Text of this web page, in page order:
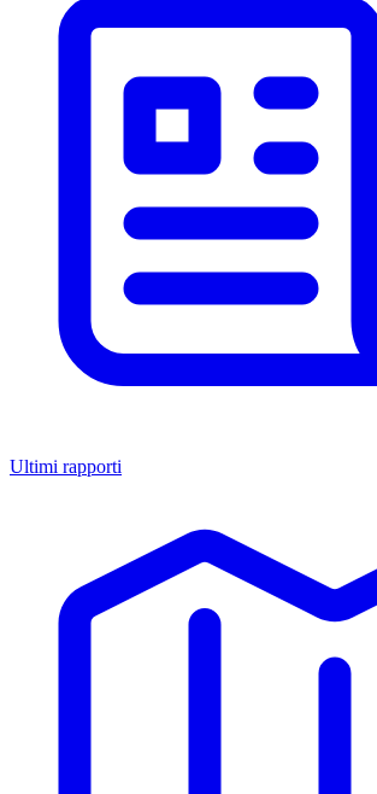
Ultimi rapporti